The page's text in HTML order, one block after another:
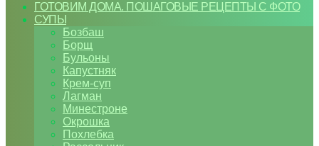
ГОТОВИМ ДОМА. ПОШАГОВЫЕ РЕЦЕПТЫ С ФОТО
СУПЫ
Бозбаш
Борщ
Бульоны
Капустняк
Крем-суп
Лагман
Минестроне
Окрошка
Похлебка